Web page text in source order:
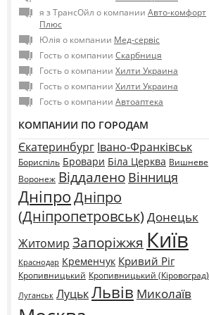
я з ТрансОйл о компании Авто-комфорт
Плюс
Юлія о компании Мед-сервіс
Гость о компании Скарбниця
Гость о компании Хилти Украина
Гость о компании Хилти Украина
Гость о компании Автоаптека
КОМПАНИИ ПО ГОРОДАМ
Єкатеринбург Івано-Франківськ
Бориспіль Бровари Біла Церква Вишневе
Воронеж Віддалено Вінниця
ДніпроДніпро
(Дніпропетровськ) Донецьк
Житомир Запоріжжя Київ
Краснодар Кременчук Кривий Ріг
Кропивницький Кропивницький (Кіровоград)
Луганськ ЛуцькЛьвів Миколаїв